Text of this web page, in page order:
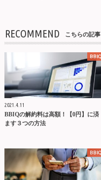
RECOMMEND こちらの記事
2021.4.11
BBIQの解約料は高額！【0円】に済
ます３つの方法